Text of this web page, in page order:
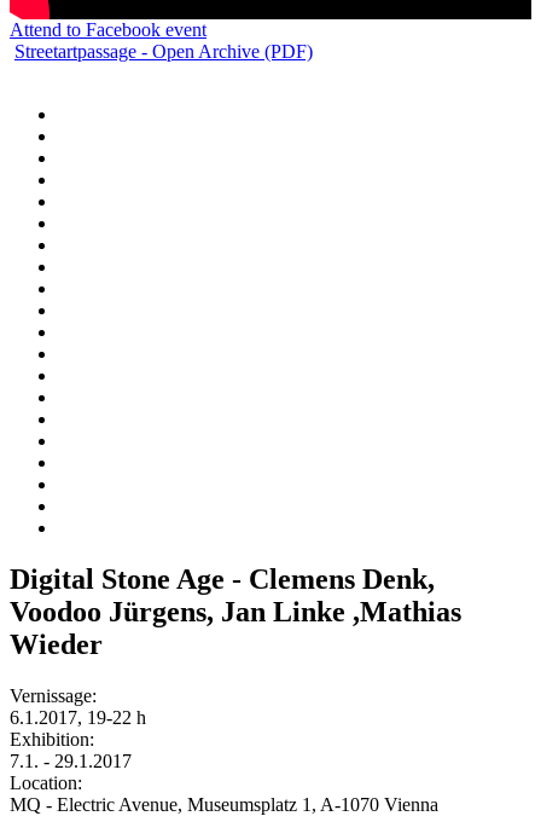
Attend to Facebook event
Streetartpassage - Open Archive (PDF)
Digital Stone Age - Clemens Denk,
Voodoo Jürgens, Jan Linke ,Mathias
Wieder
Vernissage:
6.1.2017, 19-22 h
Exhibition:
7.1. - 29.1.2017
Location:
MQ - Electric Avenue, Museumsplatz 1, A-1070 Vienna